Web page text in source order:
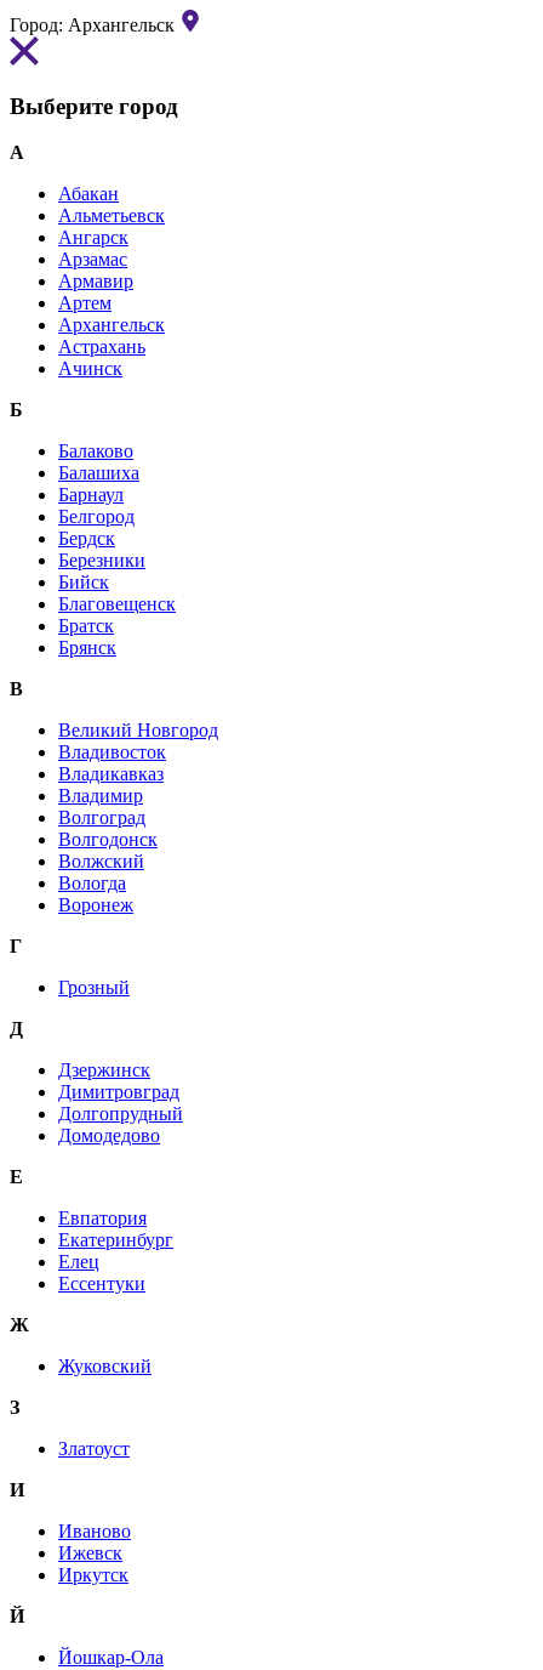
Город: Архангельск
Выберите город
А
Абакан
Альметьевск
Ангарск
Арзамас
Армавир
Артем
Архангельск
Астрахань
Ачинск
Б
Балаково
Балашиха
Барнаул
Белгород
Бердск
Березники
Бийск
Благовещенск
Братск
Брянск
В
Великий Новгород
Владивосток
Владикавказ
Владимир
Волгоград
Волгодонск
Волжский
Вологда
Воронеж
Г
Грозный
Д
Дзержинск
Димитровград
Долгопрудный
Домодедово
Е
Евпатория
Екатеринбург
Елец
Ессентуки
Ж
Жуковский
З
Златоуст
И
Иваново
Ижевск
Иркутск
Й
Йошкар-Ола